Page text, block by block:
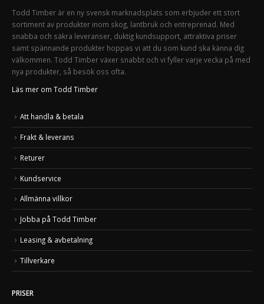
Todd Timber är en ny svensk marknadsplats som erbjuder ett stort
sortiment av produkter inom skog, lantbruk och entreprenad. Med
snabba och säkra leveranser, duktig kundsupport, attraktiva priser
samt spännande produkter hoppas vi att du som kund ska känna dig
välkommen. Todd Timber växer snabbt och vi fyller varje vecka på med
nya produkter, så besök oss ofta.
Läs mer om Todd Timber
Att handla & betala
Frakt & leverans
Returer
Kundservice
Allmänna villkor
Jobba på Todd Timber
Leasing & avbetalning
Tillverkare
PRISER